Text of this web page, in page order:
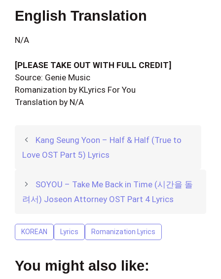
English Translation
N/A
[PLEASE TAKE OUT WITH FULL CREDIT]
Source: Genie Music
Romanization by KLyrics For You
Translation by N/A
Kang Seung Yoon – Half & Half (True to
Love OST Part 5) Lyrics
SOYOU – Take Me Back in Time (시간을 돌
려서) Joseon Attorney OST Part 4 Lyrics
KOREAN Lyrics Romanization Lyrics
You might also like: